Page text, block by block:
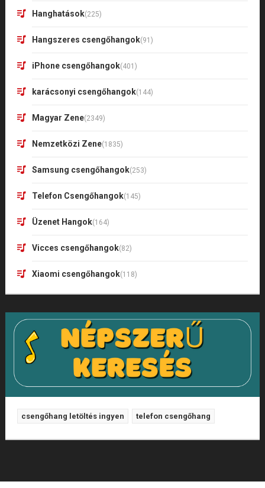
Hanghatások(225)
Hangszeres csengőhangok(91)
iPhone csengőhangok(401)
karácsonyi csengőhangok(144)
Magyar Zene(2349)
Nemzetközi Zene(1835)
Samsung csengőhangok(253)
Telefon Csengőhangok(145)
Üzenet Hangok(164)
Vicces csengőhangok(82)
Xiaomi csengőhangok(118)
csengőhang letöltés ingyen telefon csengőhang